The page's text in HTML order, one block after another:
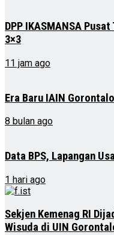
DPP IKASMANSA
3×3
11 jam ago
Era Baru IAIN Gorontalo
8 bulan ago
Data BPS, Lapangan
1 hari ago
Sekjen Kemenag RI
Wisuda di UIN